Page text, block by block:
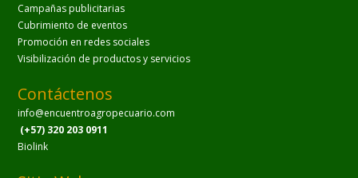
Campañas publicitarias
Cubrimiento de eventos
Promoción en redes sociales
Visibilización de productos y servicios
Contáctenos
info@encuentroagropecuario.com
(+57) 320 203 0911
Biolink